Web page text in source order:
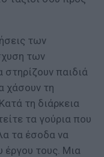
των
των
στηρίζουν παιδιά
χάσουν τη
τη διάρκεια
τα γούρια που
τα έσοδα να
έργου τους. Μια